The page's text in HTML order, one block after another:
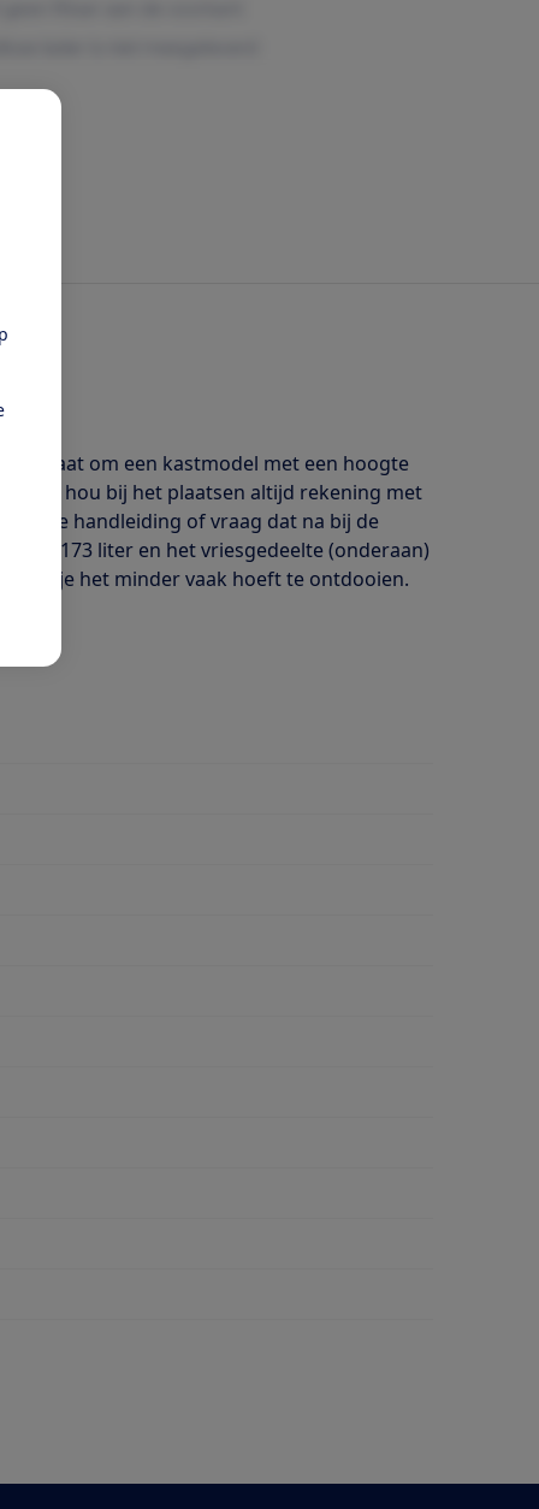
Het gaat om een kastmodel met een hoogte
op: hou bij het plaatsen altijd rekening met
de handleiding of vraag dat na bij de
van 173 liter en het vriesgedeelte (onderaan)
je het minder vaak hoeft te ontdooien.